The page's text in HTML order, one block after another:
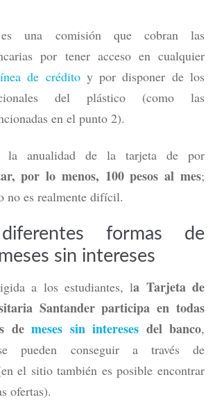
una comisión que cobran las
por tener acceso en cualquier
de créditoy por disponer de los
del plástico (como las
en el punto 2).
la anualidad de la tarjeta de por
por lo menos, 100 pesos al mes;
no es realmente difícil.
formas de
sin intereses
a los estudiantes, la Tarjeta de
Santander participa en todas
demeses sin intereses del banco,
pueden conseguir a través de
el sitio también es posible encontrar
ofertas).